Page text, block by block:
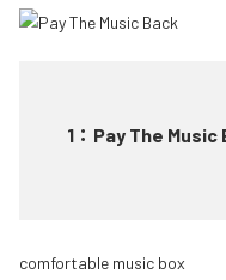
1 ： Pay The Music
comfortable music box